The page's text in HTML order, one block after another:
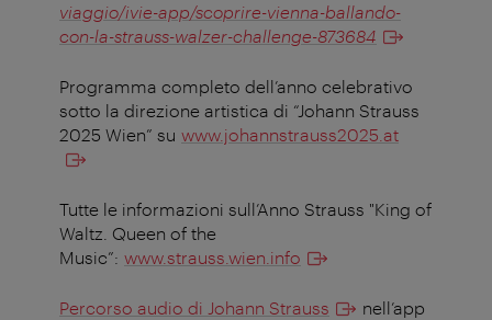
viaggio/ivie-app/scoprire-vienna-ballando-
con-la-strauss-walzer-challenge-873684
Programma completo dell’anno celebrativo
sotto la direzione artistica di “Johann Strauss
2025 Wien” su www.johannstrauss2025.at
Tutte le informazioni sull’Anno Strauss "King of
Waltz. Queen of the
Music”: www.strauss.wien.info
Percorso audio di Johann Strauss
nell’app